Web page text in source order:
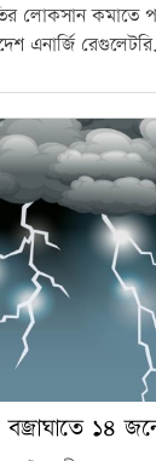
লোকসান কমাতে
এনার্জি
১৪